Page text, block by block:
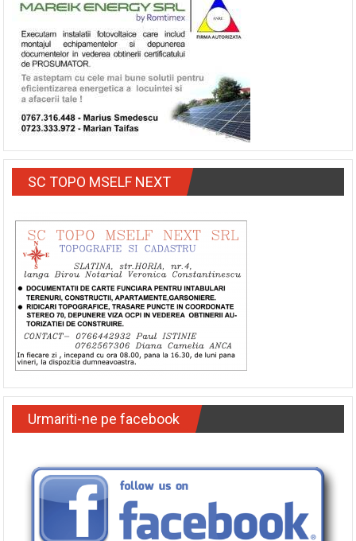
SC TOPO MSELF NEXT
Urmariti-ne pe facebook